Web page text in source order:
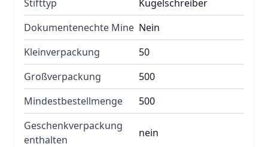
Stifttyp
Kugelschreiber
Dokumentenechte Mine Nein
Kleinverpackung
50
Großverpackung
500
Mindestbestellmenge
500
Geschenkverpackung
enthalten
nein